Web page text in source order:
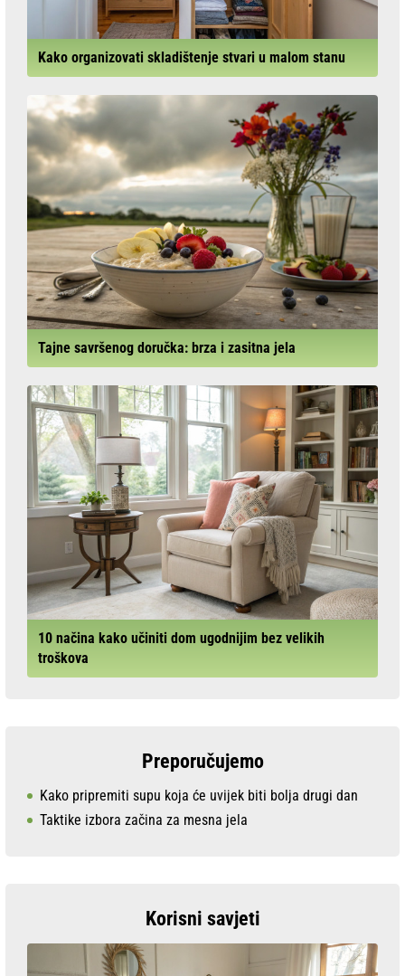
Kako organizovati skladištenje stvari u malom stanu
Tajne savršenog doručka: brza i zasitna jela
10 načina kako učiniti dom ugodnijim bez velikih
troškova
Preporučujemo
Kako pripremiti supu koja će uvijek biti bolja drugi dan
Taktike izbora začina za mesna jela
Korisni savjeti